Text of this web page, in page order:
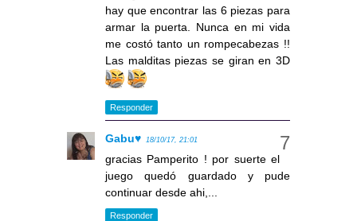
hay que encontrar las 6 piezas para
armar la puerta. Nunca en mi vida
me costó tanto un rompecabezas !!
Las malditas piezas se giran en 3D
Responder
Gabu♥ 18/10/17, 21:01
gracias Pamperito ! por suerte el
juego quedó guardado y pude
continuar desde ahi,...
Responder